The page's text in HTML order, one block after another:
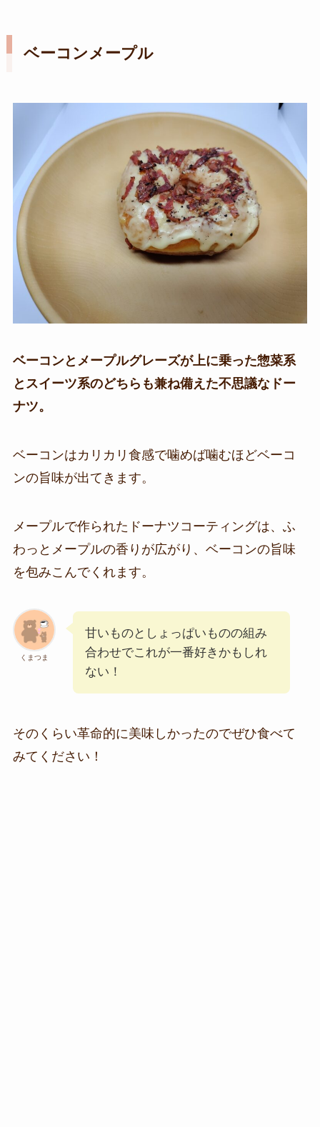
ベーコンメープル
ベーコンとメープルグレーズが上に乗った惣菜系
とスイーツ系のどちらも兼ね備えた不思議なドー
ナツ。
ベーコンはカリカリ食感で噛めば噛むほどベーコ
ンの旨味が出てきます。
メープルで作られたドーナツコーティングは、ふ
わっとメープルの香りが広がり、ベーコンの旨味
を包みこんでくれます。
くまつま
甘いものとしょっぱいものの組み
合わせでこれが一番好きかもしれ
ない！
そのくらい革命的に美味しかったのでぜひ食べて
みてください！